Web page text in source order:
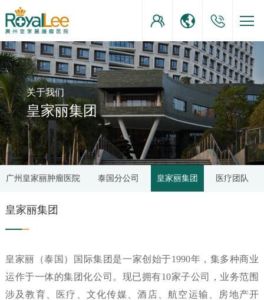
关于我们
皇家丽集团
广州皇家丽肿瘤医院 泰国分公司 皇家丽集团 医疗团队
皇家丽集团
皇家丽（泰国）国际集团是一家创始于1990年，集多种商业
运作于一体的集团化公司。现已拥有10家子公司，业务范围
涉及教育、医疗、文化传媒、酒店、航空运输、房地产开